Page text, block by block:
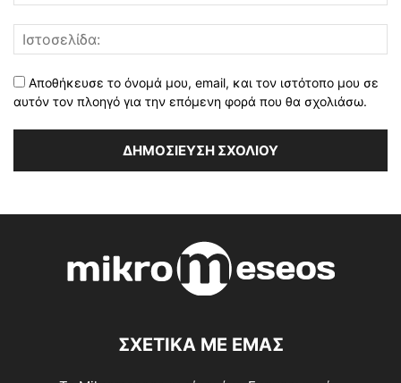
Αποθήκευσε το όνομά μου, email, και τον ιστότοπο μου σε
αυτόν τον πλοηγό για την επόμενη φορά που θα σχολιάσω.
ΣΧΕΤΙΚΑ ΜΕ ΕΜΑΣ